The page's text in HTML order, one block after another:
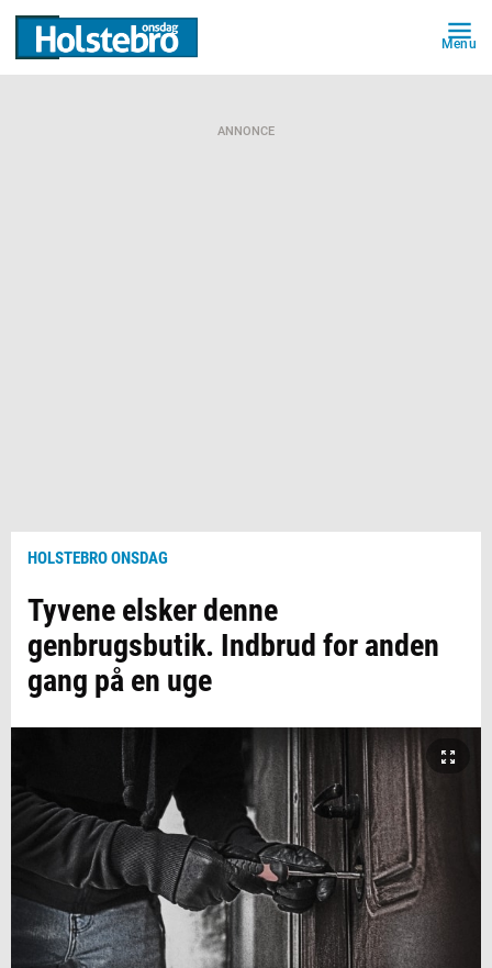
Menu
ANNONCE
HOLSTEBRO ONSDAG
Tyvene elsker denne
genbrugsbutik. Indbrud for anden
gang på en uge